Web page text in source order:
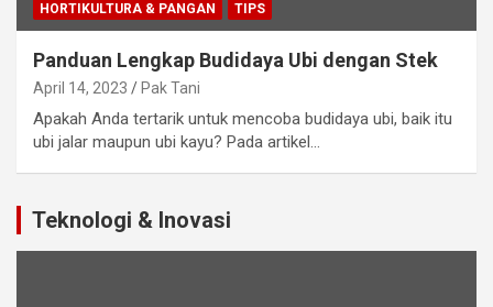
HORTIKULTURA & PANGAN TIPS
Panduan Lengkap Budidaya Ubi dengan Stek
April 14, 2023 Pak Tani
Apakah Anda tertarik untuk mencoba budidaya ubi, baik itu
ubi jalar maupun ubi kayu? Pada artikel…
Teknologi & Inovasi